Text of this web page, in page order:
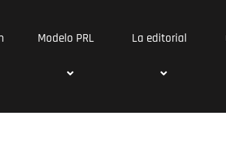
Modelo PRL La editorial